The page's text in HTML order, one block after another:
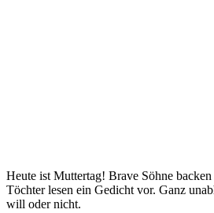
Heute ist Muttertag! Brave Söhne
Töchter lesen ein Gedicht vor. Ganz
will oder nicht.